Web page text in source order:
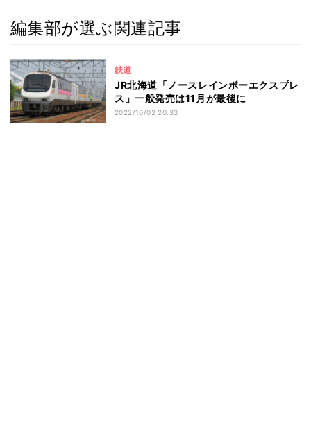
編集部が選ぶ関連記事
鉄道
JR北海道「ノースレインボーエクスプレ
ス」一般発売は11月が最後に
2022/10/02 20:33